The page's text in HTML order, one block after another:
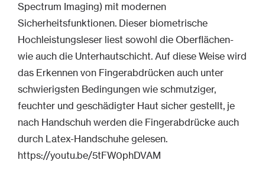
Spectrum Imaging) mit modernen
Sicherheitsfunktionen. Dieser biometrische
Hochleistungsleser liest sowohl die Oberflächen-
wie auch die Unterhautschicht. Auf diese Weise wird
das Erkennen von Fingerabdrücken auch unter
schwierigsten Bedingungen wie schmutziger,
feuchter und geschädigter Haut sicher gestellt, je
nach Handschuh werden die Fingerabdrücke auch
durch Latex-Handschuhe gelesen.
https://youtu.be/5tFW0phDVAM